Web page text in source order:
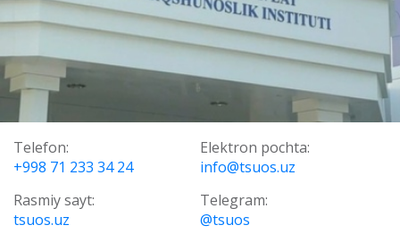
Telefon:
+998 71 233 34 24
Elektron pochta:
info@tsuos.uz
Rasmiy sayt:
tsuos.uz
Telegram:
@tsuos